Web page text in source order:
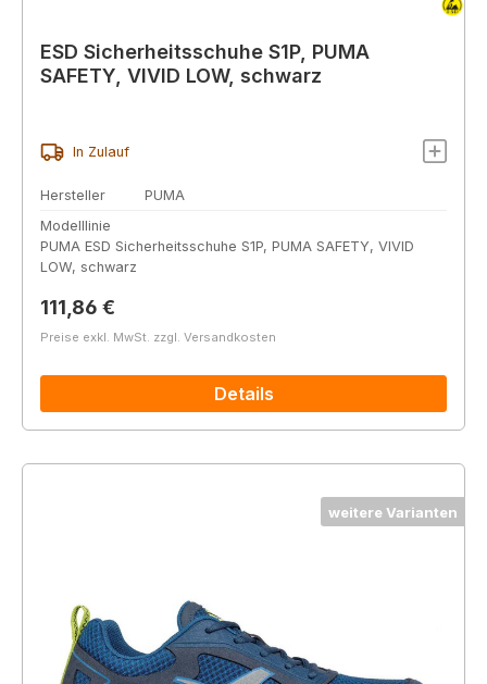
ESD Sicherheitsschuhe S1P, PUMA
SAFETY, VIVID LOW, schwarz
In Zulauf
Hersteller
PUMA
Modelllinie
PUMA ESD Sicherheitsschuhe S1P, PUMA SAFETY, VIVID
LOW, schwarz
Regulärer Preis:
111,86 €
Preise exkl. MwSt. zzgl. Versandkosten
Details
weitere Varianten